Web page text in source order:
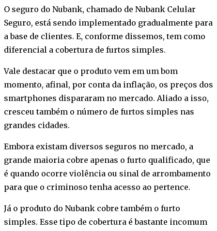
O seguro do Nubank, chamado de Nubank Celular
Seguro, está sendo implementado gradualmente para
a base de clientes. E, conforme dissemos, tem como
diferencial a cobertura de furtos simples.
Vale destacar que o produto vem em um bom
momento, afinal, por conta da inflação, os preços dos
smartphones dispararam no mercado. Aliado a isso,
cresceu também o número de furtos simples nas
grandes cidades.
Embora existam diversos seguros no mercado, a
grande maioria cobre apenas o furto qualificado, que
é quando ocorre violência ou sinal de arrombamento
para que o criminoso tenha acesso ao pertence.
Já o produto do Nubank cobre também o furto
simples. Esse tipo de cobertura é bastante incomum